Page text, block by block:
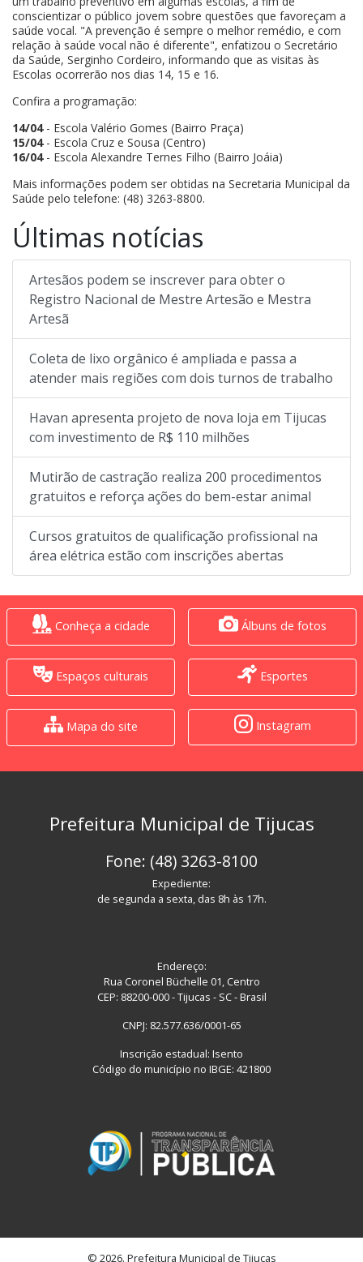
conscientizar o público jovem sobre questões que favoreçam a
saúde vocal. "A prevenção é sempre o melhor remédio, e com
relação à saúde vocal não é diferente", enfatizou o Secretário
da Saúde, Serginho Cordeiro, informando que as visitas às
Escolas ocorrerão nos dias 14, 15 e 16.
Confira a programação:
14/04- Escola Valério Gomes (Bairro Praça)
15/04- Escola Cruz e Sousa (Centro)
16/04- Escola Alexandre Ternes Filho (Bairro Joáia)
Mais informações podem ser obtidas na Secretaria Municipal da
Saúde pelo telefone: (48) 3263-8800.
Últimas notícias
Artesãos podem se inscrever para obter o
Registro Nacional de Mestre Artesão e Mestra
Artesã
Coleta de lixo orgânico é ampliada e passa a
atender mais regiões com dois turnos de trabalho
Havan apresenta projeto de nova loja em Tijucas
com investimento de R$ 110 milhões
Mutirão de castração realiza 200 procedimentos
gratuitos e reforça ações do bem-estar animal
Cursos gratuitos de qualificação profissional na
área elétrica estão com inscrições abertas
Conheça a cidade Álbuns de fotos
Espaços culturais Esportes
Mapa do site Instagram
Prefeitura Municipal de Tijucas
Fone: (48) 3263-8100
Expediente:
de segunda a sexta, das 8h às 17h.
Endereço:
Rua Coronel Büchelle 01, Centro
CEP: 88200-000 - Tijucas - SC - Brasil
CNPJ: 82.577.636/0001-65
Inscrição estadual: Isento
Código do município no IBGE: 421800
© 2026. Prefeitura Municipal de Tijucas